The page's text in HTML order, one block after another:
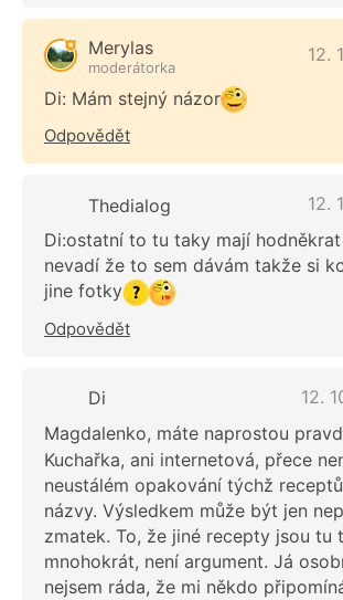
Merylas
moderátorka
12.
Di: Mám stejný názor
Odpovědět
Thedialog
12.
Di:ostatní to tu taky mají
nevadí že to sem dávám takže si
jine fotky
Odpovědět
Di
12.
Magdalenko, máte naprostou
Kuchařka, ani internetová, přece
neustálém opakování týchž
názvy. Výsledkem může být jen
zmatek. To, že jiné recepty jsou tu
mnohokrát, není argument. Já
nejsem ráda, že mi někdo